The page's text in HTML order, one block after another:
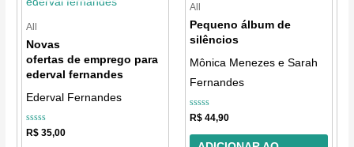
All
Novas
ofertas de emprego para
ederval fernandes
Ederval Fernandes
Avaliação
R$ 35,00
All
Pequeno álbum de
silêncios
Mônica Menezes e Sarah
Fernandes
Avaliação
de
R$ 44,90